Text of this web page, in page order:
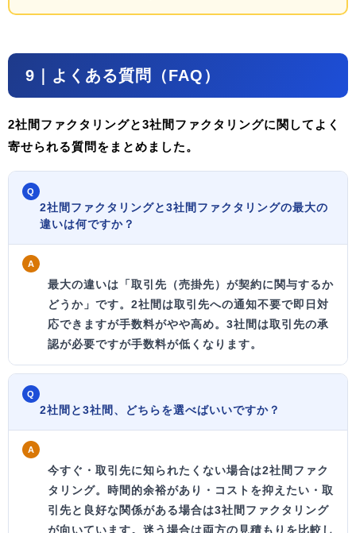
9｜よくある質問（FAQ）
2社間ファクタリングと3社間ファクタリングに関してよく
寄せられる質問をまとめました。
Q
2社間ファクタリングと3社間ファクタリングの最大の
違いは何ですか？
A
最大の違いは 「取引先（売掛先）が契約に関与するか
どうか」 です。2社間は取引先への通知不要で即日対
応できますが手数料がやや高め。3社間は取引先の承
認が必要ですが手数料が低くなります。
Q
2社間と3社間、どちらを選べばいいですか？
A
今すぐ・取引先に知られたくない場合は2社間ファク
タリング。 時間的余裕があり・コストを抑えたい・取
引先と良好な関係がある場合は3社間ファクタリング
が向いています。迷う場合は両方の見積もりを比較し